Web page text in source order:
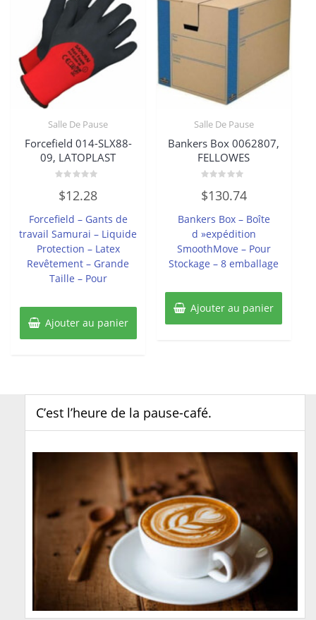
Salle De Pause
Forcefield 014-SLX88-
09, LATOPLAST
0
sur
$12.28
Forcefield – Gants de
travail Samurai – Liquide
Protection – Latex
Revêtement – Grande
Taille – Pour
Ajouter au panier
Salle De Pause
Bankers Box 0062807,
FELLOWES
0
sur
$130.74
Bankers Box – Boîte
d »expédition
SmoothMove – Pour
Stockage – 8 emballage
Ajouter au panier
C’est l’heure de la pause-café.